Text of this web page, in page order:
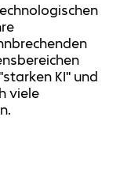
KI" und
viele